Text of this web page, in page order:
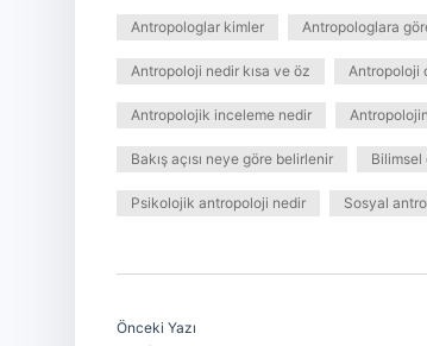
Antropologlar kimler Antropologlara
Antropoloji nedir kısa ve öz Antropoloji
Antropolojik inceleme nedir
Bakış açısı neye göre belirlenir Bilimsel
Psikolojik antropoloji nedir Sosyal
Önceki Yazı